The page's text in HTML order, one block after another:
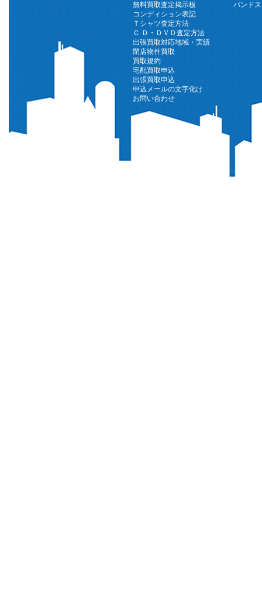
無料買取査定掲示板
コンディション表記
Ｔシャツ査定方法
Ｃ Ｄ・ＤＶＤ査定方法
出張買取対応地域・実績
閉店物件買取
買取規約
宅配買取申込
出張買取申込
申込メールの文字化け
お問い合わせ
バンド